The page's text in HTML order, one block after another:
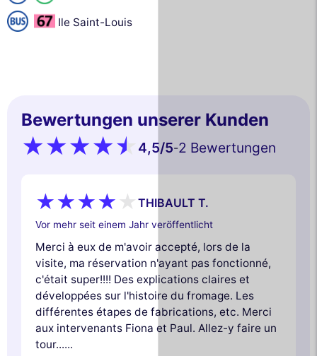
Ile Saint-Louis
Bewertungen unserer Kunden
4,5/5-2 Bewertungen
THIBAULT T.
Vor mehr seit einem Jahr veröffentlicht
Merci à eux de m'avoir accepté, lors de la
visite, ma réservation n'ayant pas fonctionné,
c'était super!!!! Des explications claires et
développées sur l'histoire du fromage. Les
différentes étapes de fabrications, etc. Merci
aux intervenants Fiona et Paul. Allez-y faire un
tour......